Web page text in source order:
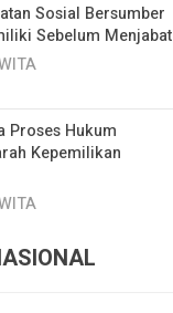
Sosial Bersumber
Sebelum Menjabat
Proses Hukum
Kepemilikan